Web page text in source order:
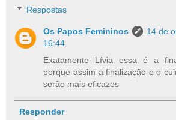
Respostas
Os Papos Femininos
14 de
16:44
Exatamente Lívia essa é a
porque assim a finalização e o
serão mais eficazes
Responder